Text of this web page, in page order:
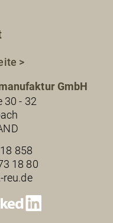
>
GmbH
30 - 32
858
18 80